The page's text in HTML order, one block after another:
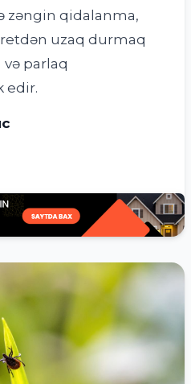
zəngin qidalanma,
uzaq durmaq
parlaq
edir.